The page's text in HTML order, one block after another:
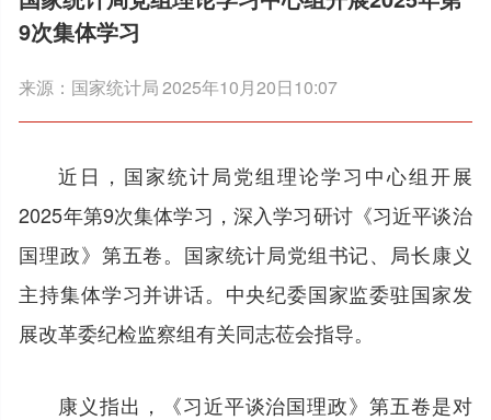
9次集体学习
来源： 国家统计局2025年10月20日10:07
近日，国家统计局党组理论学习中心组开展
2025年第9次集体学习，深入学习研讨《习近平谈治
国理政》第五卷。国家统计局党组书记、局长康义
主持集体学习并讲话。中央纪委国家监委驻国家发
展改革委纪检监察组有关同志莅会指导。
康义指出，《习近平谈治国理政》第五卷是对